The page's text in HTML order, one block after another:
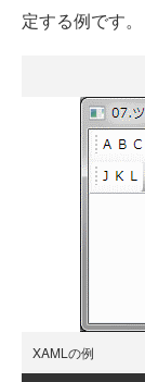
定する例です。
XAMLの例